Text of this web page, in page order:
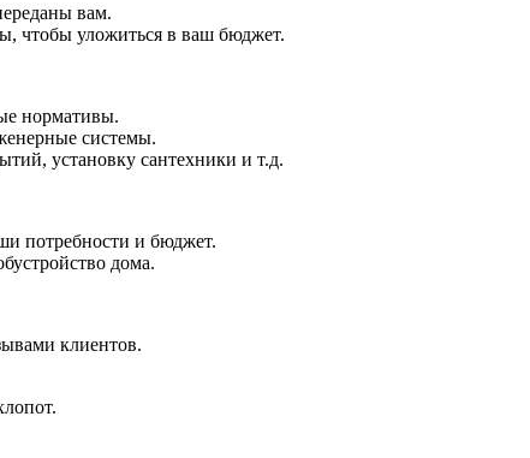
вам.
чтобы уложиться в ваш бюджет.
нормативы.
системы.
установку сантехники и т.д.
потребности и бюджет.
дома.
клиентов.